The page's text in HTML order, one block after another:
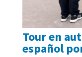
Tour en
español